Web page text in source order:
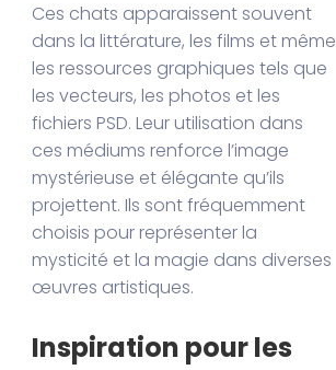
Ces chats apparaissent souvent
dans la littérature, les films et même
les ressources graphiques tels que
les vecteurs, les photos et les
fichiers PSD. Leur utilisation dans
ces médiums renforce l’image
mystérieuse et élégante qu’ils
projettent. Ils sont fréquemment
choisis pour représenter la
mysticité et la magie dans diverses
œuvres artistiques.
Inspiration pour les